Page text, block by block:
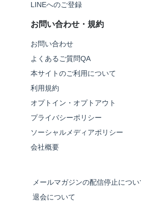
LINEへのご登録
お問い合わせ・規約
お問い合わせ
よくあるご質問QA
本サイトのご利用について
利用規約
オプトイン・オプトアウト
プライバシーポリシー
ソーシャルメディアポリシー
会社概要
メールマガジンの配信停止につい
退会について